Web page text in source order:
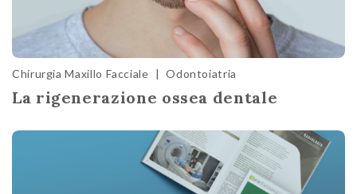
Chirurgia Maxillo Facciale | Odontoiatria
La rigenerazione ossea dentale